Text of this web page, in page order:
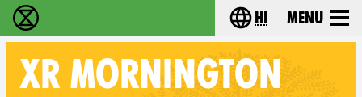
विलुप्ति विद्रोह - Home Choose your
hi Menu
XR MORNINGTON